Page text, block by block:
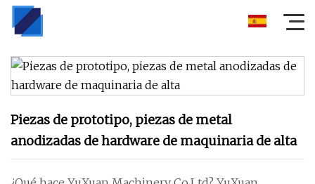
Piezas de prototipo, piezas de metal
anodizadas de hardware de maquinaria de alta